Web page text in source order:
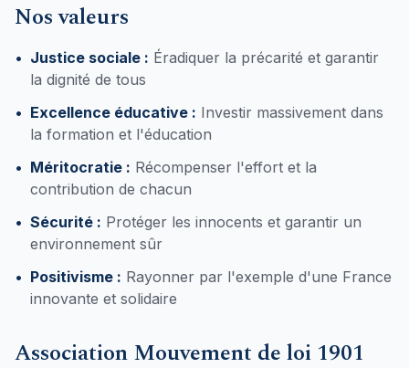
Nos valeurs
• Justice sociale : Éradiquer la précarité et garantir
la dignité de tous
• Excellence éducative : Investir massivement dans
la formation et l'éducation
• Méritocratie : Récompenser l'effort et la
contribution de chacun
• Sécurité : Protéger les innocents et garantir un
environnement sûr
• Positivisme : Rayonner par l'exemple d'une France
innovante et solidaire
Association Mouvement de loi 1901